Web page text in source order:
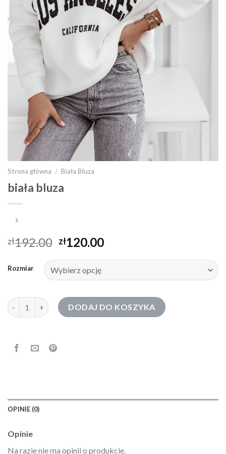
Strona główna / Biała Bluza
biała bluza
zł192.00 zł120.00
Rozmiar
ilość biała bluza DODAJ DO KOSZYKA
OPINIE (0)
Opinie
Na razie nie ma opinii o produkcie.